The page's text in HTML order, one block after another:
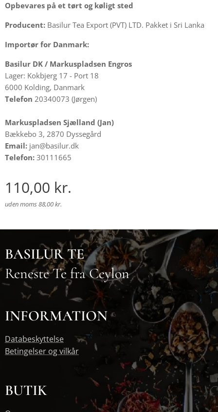
Opbevares på et tørt og køligt sted
Producent: Basilur Tea Export (PVT) LTD. Pakket i Sri Lanka
Importør for Danmark:
Basilur DK / Markuspladsen Engros
Lager: Kokbjerg 17 - Port 18
6000 Kolding, Danmark
Telefon 20340073 (Jørgen)
Markuspladsen Sjælland (Jan)
Bækkebo 3, 2870 Dyssegård
Email: jan@basilur.dk
Telefon: 30111665
110,00 kr.
uden moms 88,00 kr.
BASILUR TE
Reneste Te fra Ceylon
INFORMATION
Databeskyttelse
Betingelser og vilkår
BUTIK